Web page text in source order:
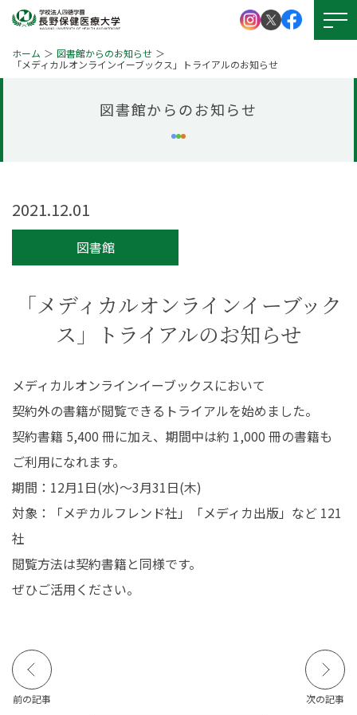
図書館
大学紹介
学校法人 四徳学園
就職・資格
図書館
受験生サイト
本学の
学びの特徴
在学生の皆さんへ 卒業生の皆さんへ
保護者の皆さまへ 病院・施設の方へ
附属施設・関連施設
ホーム
図書館からのお知らせ
「メディカルオンラインイーブックス」トライアルのお知らせ
図書館からのお知らせ
2021.12.01
図書館
「メディカルオンラインイーブック
ス」トライアルのお知らせ
メディカルオンラインイーブックスにおいて
契約外の書籍が閲覧できるトライアルを始めました。
契約書籍 5,400 冊に加え、期間中は約 1,000 冊の書籍も
ご利用になれます。
期間：12月1日(水)～3月31日(木)
対象：「メヂカルフレンド社」「メディカ出版」など 121
社
閲覧方法は契約書籍と同様です。
ぜひご活用ください。
前の記事 次の記事